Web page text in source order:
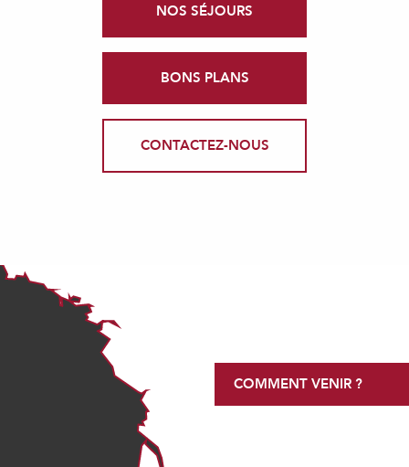
NOS SÉJOURS
BONS PLANS
CONTACTEZ-NOUS
COMMENT VENIR ?